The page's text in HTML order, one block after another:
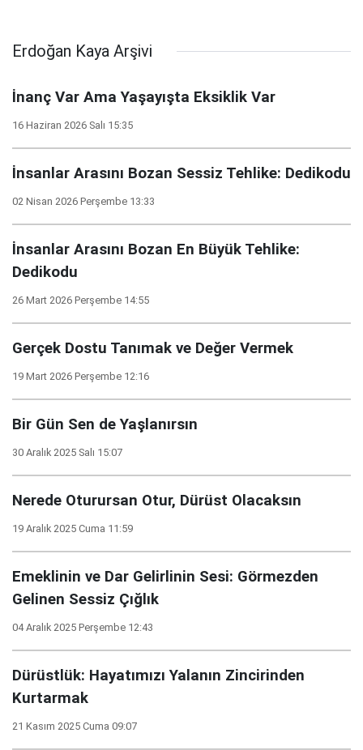
Erdoğan Kaya Arşivi
İnanç Var Ama Yaşayışta Eksiklik Var
16 Haziran 2026 Salı 15:35
İnsanlar Arasını Bozan Sessiz Tehlike: Dedikodu
02 Nisan 2026 Perşembe 13:33
İnsanlar Arasını Bozan En Büyük Tehlike:
Dedikodu
26 Mart 2026 Perşembe 14:55
Gerçek Dostu Tanımak ve Değer Vermek
19 Mart 2026 Perşembe 12:16
Bir Gün Sen de Yaşlanırsın
30 Aralık 2025 Salı 15:07
Nerede Oturursan Otur, Dürüst Olacaksın
19 Aralık 2025 Cuma 11:59
Emeklinin ve Dar Gelirlinin Sesi: Görmezden
Gelinen Sessiz Çığlık
04 Aralık 2025 Perşembe 12:43
Dürüstlük: Hayatımızı Yalanın Zincirinden
Kurtarmak
21 Kasım 2025 Cuma 09:07